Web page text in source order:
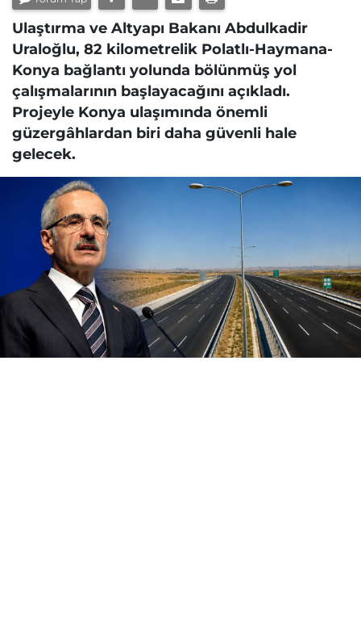
Ulaştırma ve Altyapı Bakanı Abdulkadir
Uraloğlu, 82 kilometrelik Polatlı-Haymana-
Konya bağlantı yolunda bölünmüş yol
çalışmalarının başlayacağını açıkladı.
Projeyle Konya ulaşımında önemli
güzergâhlardan biri daha güvenli hale
gelecek.